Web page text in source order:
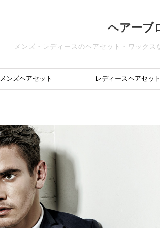
ヘアーブ
メンズ・レディースのヘアセット・ワックス
メンズヘアセット レディースヘアセット